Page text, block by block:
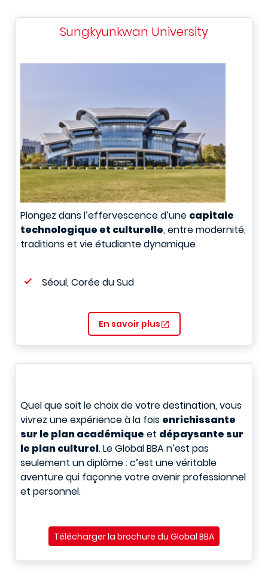
Sungkyunkwan University
Plongez dans l’effervescence d’une capitale
technologique et culturelle, entre modernité,
traditions et vie étudiante dynamique
Séoul, Corée du Sud
En savoir plus
Quel que soit le choix de votre destination, vous
vivrez une expérience à la fois enrichissante
sur le plan académique et dépaysante sur
le plan culturel. Le Global BBA n’est pas
seulement un diplôme : c’est une véritable
aventure qui façonne votre avenir professionnel
et personnel.
Télécharger la brochure du Global BBA